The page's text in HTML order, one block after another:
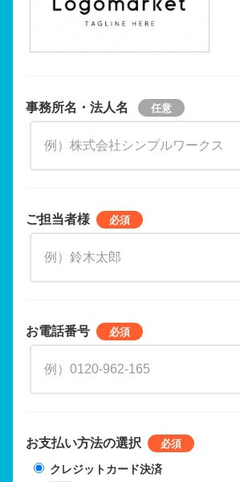
事務所名・法人名
ご担当者様
お電話番号
お支払い方法の選択
クレジットカード決済